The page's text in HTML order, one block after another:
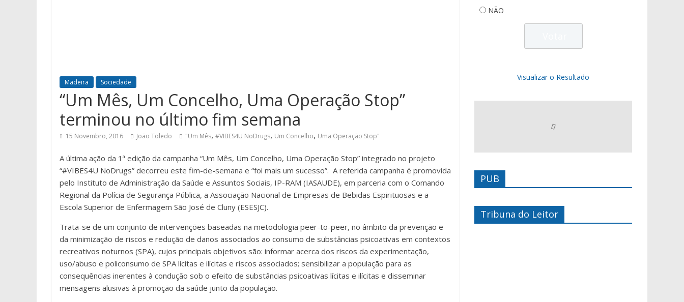
Madeira Sociedade
“Um Mês, Um Concelho, Uma Operação Stop”
terminou no último fim semana
15 Novembro, 2016 João Toledo "Um Mês, #VIBES4U NoDrugs, Um Concelho, Uma Operação Stop"
A última ação da 1ª edição da campanha “Um Mês, Um Concelho, Uma Operação Stop” integrado no projeto
“#VIBES4U NoDrugs” decorreu este fim-de-semana e “foi mais um sucesso”. A referida campanha é promovida
pelo Instituto de Administração da Saúde e Assuntos Sociais, IP-RAM (IASAUDE), em parceria com o Comando
Regional da Polícia de Segurança Pública, a Associação Nacional de Empresas de Bebidas Espirituosas e a
Escola Superior de Enfermagem São José de Cluny (ESESJC).
Trata-se de um conjunto de intervenções baseadas na metodologia peer-to-peer, no âmbito da prevenção e
da minimização de riscos e redução de danos associados ao consumo de substâncias psicoativas em contextos
recreativos noturnos (SPA), cujos principais objetivos são: informar acerca dos riscos da experimentação,
uso/abuso e policonsumo de SPA lícitas e ilícitas e riscos associados; sensibilizar a população para as
consequências inerentes à condução sob o efeito de substâncias psicoativas lícitas e ilícitas e disseminar
mensagens alusivas à promoção da saúde junto da população.
NÃO
Visualizar o Resultado
PUB
Tribuna do Leitor